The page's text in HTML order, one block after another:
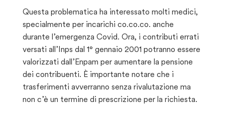
Questa problematica ha interessato molti medici,
specialmente per incarichi co.co.co. anche
durante l’emergenza Covid. Ora, i contributi errati
versati all’Inps dal 1° gennaio 2001 potranno essere
valorizzati dall’Enpam per aumentare la pensione
dei contribuenti. È importante notare che i
trasferimenti avverranno senza rivalutazione ma
non c’è un termine di prescrizione per la richiesta.